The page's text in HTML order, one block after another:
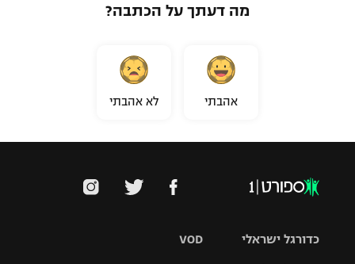
מה דעתך על הכתבה?
אהבתי לא אהבתי
VOD כדורגל ישראלי